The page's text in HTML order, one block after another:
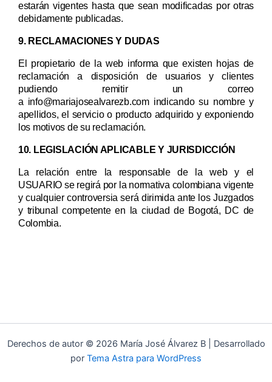
estarán vigentes hasta que sean modificadas por otras
debidamente publicadas.
9. RECLAMACIONES Y DUDAS
El propietario de la web informa que existen hojas de
reclamación a disposición de usuarios y clientes
pudiendo remitir un correo
a info@mariajosealvarezb.com indicando su nombre y
apellidos, el servicio o producto adquirido y exponiendo
los motivos de su reclamación.
10. LEGISLACIÓN APLICABLE Y JURISDICCIÓN
La relación entre la responsable de la web
y el
USUARIO se regirá por la normativa colombiana vigente
y cualquier controversia será dirimida ante los Juzgados
y tribunal competente en la ciudad de Bogotá, DC de
Colombia.
Derechos de autor © 2026 María José Álvarez B | Desarrollado
por Tema Astra para WordPress